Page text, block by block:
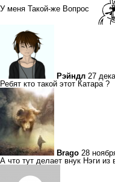
У меня Такой-же Вопрос
Рэйндл 27
Ребят кто такой этот Катара ?
Brago 28
А что тут делает внук Нэги из